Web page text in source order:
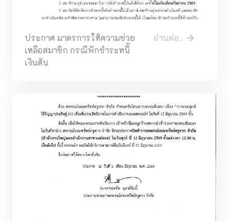
ประกาศ มาตรการให้ความช่วย
เหลือสมาชิก กรณีพักชำระหนี้
เงินต้น
อ่านต่อ..